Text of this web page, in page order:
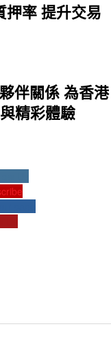
率 提升交易
伴關係 為香港
精彩體驗